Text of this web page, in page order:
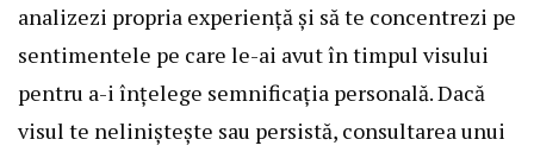
analizezi propria experiență și să te concentrezi pe
sentimentele pe care le-ai avut în timpul visului
pentru a-i înțelege semnificația personală. Dacă
visul te neliniștește sau persistă, consultarea unui